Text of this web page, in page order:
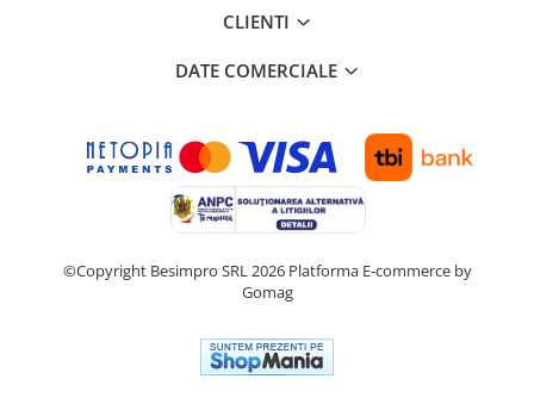
CLIENTI
DATE COMERCIALE
©Copyright Besimpro SRL 2026 Platforma E-commerce by
Gomag